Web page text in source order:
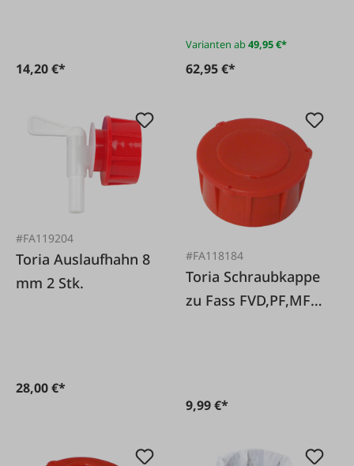
14,20 €*
Varianten ab49,95 €*
62,95 €*
#FA119204
Toria Auslaufhahn 8
mm 2 Stk.
28,00 €*
#FA118184
Toria Schraubkappe
zu Fass FVD,PF,MF 2
9,99 €*